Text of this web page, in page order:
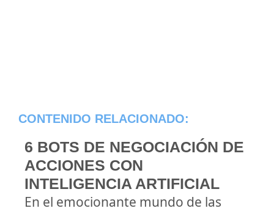
CONTENIDO RELACIONADO:
6 BOTS DE NEGOCIACIÓN DE
ACCIONES CON
INTELIGENCIA ARTIFICIAL
En el emocionante mundo de las